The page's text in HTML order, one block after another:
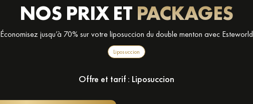
NOS PRIX ET PACKAGES
Économisez jusqu’à 70% sur votre liposuccion du double menton avec Esteworld
Liposuccion
Offre et tarif : Liposuccion